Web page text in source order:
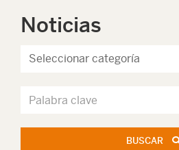
Noticias
BUSCAR